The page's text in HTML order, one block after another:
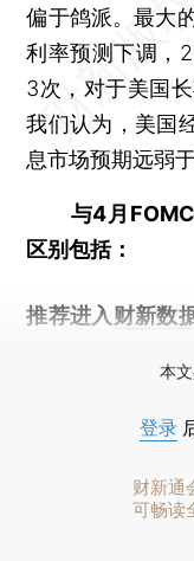
偏于鸽派。最大
利率预测下调，
3次，对于美国
我们认为，美国
息市场预期远弱
与4月
区别包括：
推荐进入 财新数
本
登录
财新通
可畅读